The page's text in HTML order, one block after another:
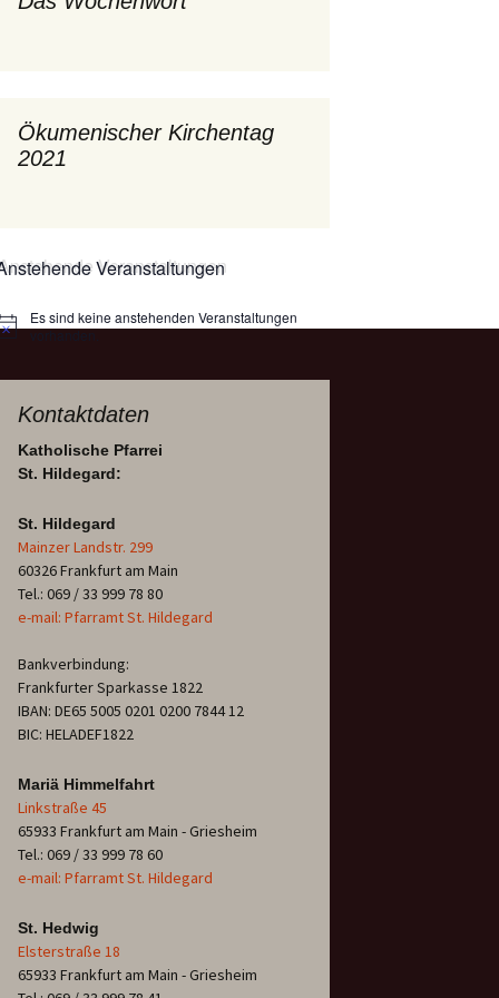
trifft-Franziskus
– Ergebnisse der
(Zukunftswerkstatt)
Ökumenischer Kirchentag
2021
Veranstaltungen
Es sind keine anstehenden Veranstaltungen
vorhanden.
Kontaktdaten
Katholische Pfarrei
St. Hildegard:
St. Hildegard
Mainzer Landstr. 299
60326 Frankfurt am Main
Tel.: 069 / 33 999 78 80
e-mail: Pfarramt St. Hildegard
Bankverbindung:
Frankfurter Sparkasse 1822
IBAN: DE65 5005 0201 0200 7844 12
BIC: HELADEF1822
Mariä Himmelfahrt
Linkstraße 45
65933 Frankfurt am Main - Griesheim
Tel.: 069 / 33 999 78 60
e-mail: Pfarramt St. Hildegard
St. Hedwig
Elsterstraße 18
65933 Frankfurt am Main - Griesheim